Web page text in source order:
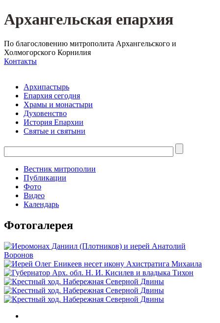
Архангельская епархия
По благословению митрополита Архангельского и
Холмогорского Корнилия
Контакты
Архипастырь
Епархия сегодня
Храмы и монастыри
Духовенство
История Епархии
Святые и святыни
Вестник митрополии
Публикации
Фото
Видео
Календарь
Фотогалерея